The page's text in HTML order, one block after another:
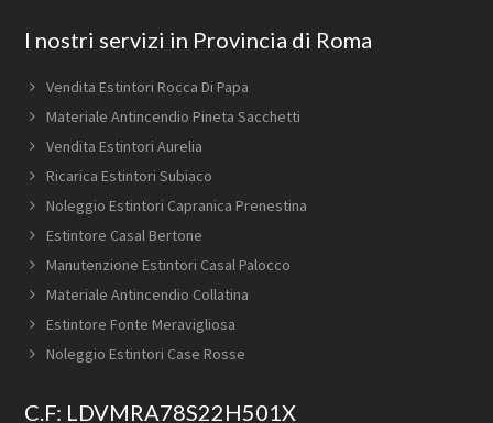
I nostri servizi in Provincia di Roma
Vendita Estintori Rocca Di Papa
Materiale Antincendio Pineta Sacchetti
Vendita Estintori Aurelia
Ricarica Estintori Subiaco
Noleggio Estintori Capranica Prenestina
Estintore Casal Bertone
Manutenzione Estintori Casal Palocco
Materiale Antincendio Collatina
Estintore Fonte Meravigliosa
Noleggio Estintori Case Rosse
C.F: LDVMRA78S22H501X